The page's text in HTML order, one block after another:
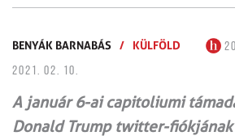
BENYÁK BARNABÁS / KÜLFÖLD
2021. 02. 10.
A január 6-ai capitoliumi
Donald Trump twitter-